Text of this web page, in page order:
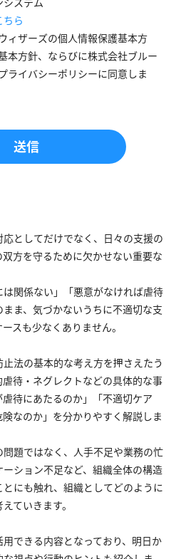
ら
ィザーズの個人情報保護基本方
本方針、ならびに株式会社ブルー
ライバシーポリシーに同意しま
としてだけでなく、日々の支援の
方を守るために欠かせない重要な
関係ない」「悪意がなければ虐待
ま、気づかないうちに不適切な支
スも少なくありません。
法の基本的な考え方を押さえたう
待・ネグレクトなどの具体的な事
待にあたるのか」「不適切ケア
険なのか」を分かりやすく解説しま
題ではなく、人手不足や業務の忙
ション不足など、組織全体の構造
にも触れ、組織としてどのように
ていきます。
できる内容となっており、明日か